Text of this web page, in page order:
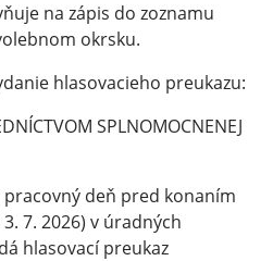
na zápis do zoznamu
okrsku.
hlasovacieho preukazu:
SPLNOMOCNENEJ
deň pred konaním
7. 2026) v úradných
hlasovací preukaz